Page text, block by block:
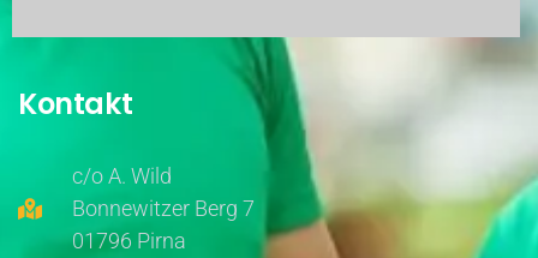
Kontakt
c/o A. Wild
Bonnewitzer Berg 7
01796 Pirna